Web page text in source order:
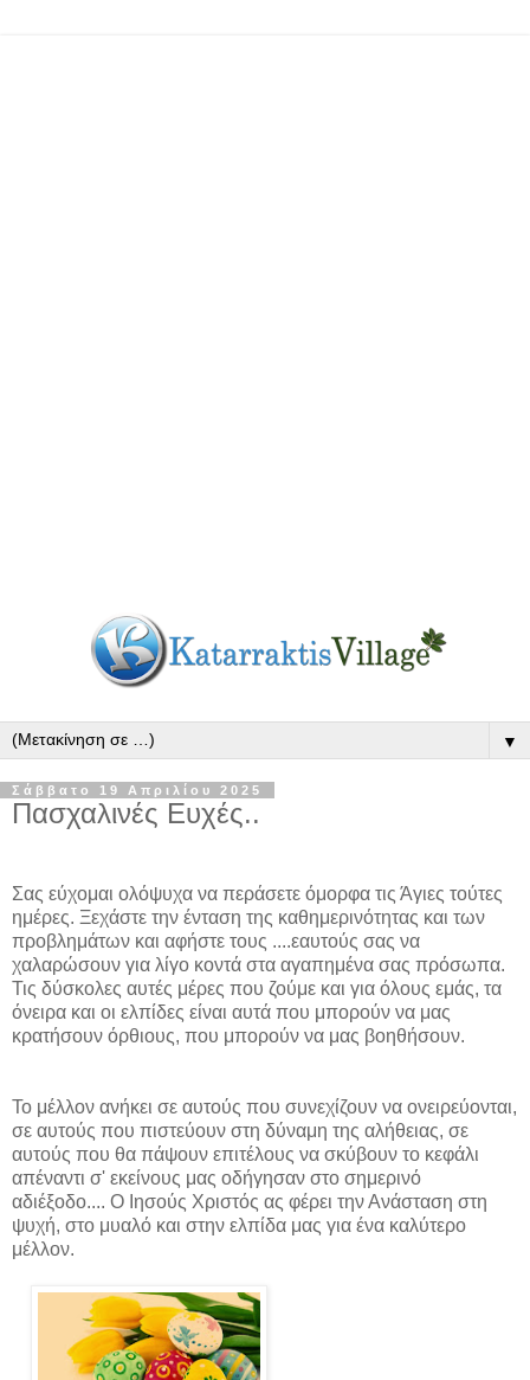
▼
Σάββατο 19 Απριλίου 2025
Πασχαλινές Ευχές..
Σας εύχομαι ολόψυχα να περάσετε όμορφα τις Άγιες τούτες
ημέρες. Ξεχάστε την ένταση της καθημερινότητας και των
προβλημάτων και αφήστε τους ....εαυτούς σας να
χαλαρώσουν για λίγο κοντά στα αγαπημένα σας πρόσωπα.
Τις δύσκολες αυτές μέρες που ζούμε και για όλους εμάς, τα
όνειρα και οι ελπίδες είναι αυτά που μπορούν να μας
κρατήσουν όρθιους, που μπορούν να μας βοηθήσουν.
Το μέλλον ανήκει σε αυτούς που συνεχίζουν να ονειρεύονται,
σε αυτούς που πιστεύουν στη δύναμη της αλήθειας, σε
αυτούς που θα πάψουν επιτέλους να σκύβουν το κεφάλι
απέναντι σ' εκείνους μας οδήγησαν στο σημερινό
αδιέξοδο.... Ο Ιησούς Χριστός ας φέρει την Ανάσταση στη
ψυχή, στο μυαλό και στην ελπίδα μας για ένα καλύτερο
μέλλον.